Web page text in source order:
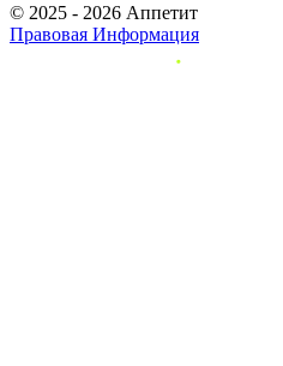
© 2025 - 2026 Аппетит
Правовая Информация